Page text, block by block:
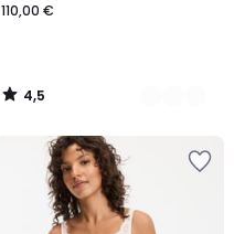
110,00 €
4,5
/